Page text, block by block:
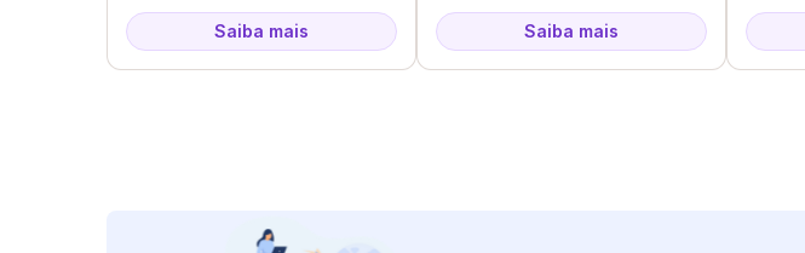
Saiba mais Saiba mais